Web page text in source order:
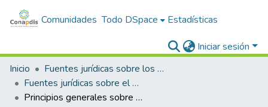
Comunidades Todo DSpace Estadísticas
Iniciar sesión
Inicio
Fuentes jurídicas sobre los derechos de las personas con discapacidad
Fuentes jurídicas sobre el derecho a la educación
Principios generales sobre el derecho a la educación